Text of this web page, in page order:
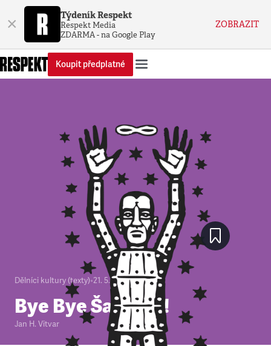
× Týdeník Respekt
Respekt Media
ZDARMA - na Google Play
ZOBRAZIT
Koupit předplatné
Dělníci kultury (texty)•21. 5. 2010•3minuty
Bye Bye Šanghaj!
Jan H. Vitvar